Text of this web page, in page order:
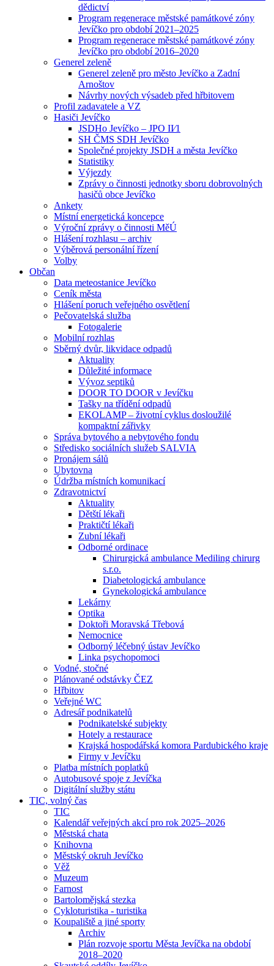
dědictví
Program regenerace městské památkové zóny
Jevíčko pro období 2021–2025
Program regenerace městské památkové zóny
Jevíčko pro období 2016–2020
Generel zeleně
Generel zeleně pro město Jevíčko a Zadní
Arnoštov
Návrhy nových výsadeb před hřbitovem
Profil zadavatele a VZ
Hasiči Jevíčko
JSDHo Jevíčko – JPO II⁄1
SH ČMS SDH Jevíčko
Společné projekty JSDH a města Jevíčko
Statistiky
Výjezdy
Zprávy o činnosti jednotky sboru dobrovolných
hasičů obce Jevíčko
Ankety
Místní energetická koncepce
Výroční zprávy o činnosti MěÚ
Hlášení rozhlasu – archiv
Výběrová personální řízení
Volby
Občan
Data meteostanice Jevíčko
Ceník města
Hlášení poruch veřejného osvětlení
Pečovatelská služba
Fotogalerie
Mobilní rozhlas
Sběrný dvůr, likvidace odpadů
Aktuality
Důležité informace
Vývoz septiků
DOOR TO DOOR v Jevíčku
Tašky na třídění odpadů
EKOLAMP – životní cyklus dosloužilé
kompaktní zářivky
Správa bytového a nebytového fondu
Středisko sociálních služeb SALVIA
Pronájem sálů
Ubytovna
Údržba místních komunikací
Zdravotnictví
Aktuality
Dětští lékaři
Praktičtí lékaři
Zubní lékaři
Odborné ordinace
Chirurgická ambulance Mediling chirurg
s.r.o.
Diabetologická ambulance
Gynekologická ambulance
Lekárny
Optika
Doktoři Moravská Třebová
Nemocnice
Odborný léčebný ústav Jevíčko
Linka psychopomoci
Vodné, stočné
Plánované odstávky ČEZ
Hřbitov
Veřejné WC
Adresář podnikatelů
Podnikatelské subjekty
Hotely a restaurace
Krajská hospodářská komora Pardubického kraje
Firmy v Jevíčku
Platba místních poplatků
Autobusové spoje z Jevíčka
Digitální služby státu
TIC, volný čas
TIC
Kalendář veřejných akcí pro rok 2025–2026
Městská chata
Knihovna
Městský okruh Jevíčko
Věž
Muzeum
Farnost
Bartolomějská stezka
Cykloturistika - turistika
Koupaliště a jiné sporty
Archiv
Plán rozvoje sportu Města Jevíčka na období
2018–2020